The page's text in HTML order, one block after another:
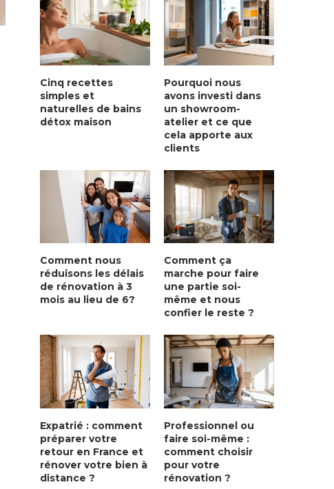
Cinq recettes
simples et
naturelles de bains
détox maison
Pourquoi nous
avons investi dans
un showroom-
atelier et ce que
cela apporte aux
clients
Comment nous
réduisons les délais
de rénovation à 3
mois au lieu de 6?
Comment ça
marche pour faire
une partie soi-
même et nous
confier le reste ?
Expatrié : comment
préparer votre
retour en France et
rénover votre bien à
distance ?
Professionnel ou
faire soi-même :
comment choisir
pour votre
rénovation ?